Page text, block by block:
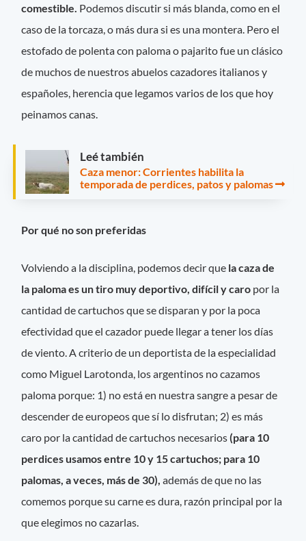
comestible. Podemos discutir si más blanda, como en el
caso de la torcaza, o más dura si es una montera. Pero el
estofado de polenta con paloma o pajarito fue un clásico
de muchos de nuestros abuelos cazadores italianos y
españoles, herencia que legamos varios de los que hoy
peinamos canas.
Leé también
Caza menor: Corrientes habilita la
temporada de perdices, patos y palomas
Por qué no son preferidas
Volviendo a la disciplina, podemos decir que la caza de
la paloma es un tiro muy deportivo, difícil y caro por la
cantidad de cartuchos que se disparan y por la poca
efectividad que el cazador puede llegar a tener los días
de viento. A criterio de un deportista de la especialidad
como Miguel Larotonda, los argentinos no cazamos
paloma porque: 1) no está en nuestra sangre a pesar de
descender de europeos que sí lo disfrutan; 2) es más
caro por la cantidad de cartuchos necesarios(para 10
perdices usamos entre 10 y 15 cartuchos; para 10
palomas, a veces, más de 30),además de que no las
comemos porque su carne es dura, razón principal por la
que elegimos no cazarlas.